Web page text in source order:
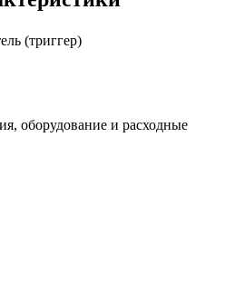
(триггер)
оборудование и расходные